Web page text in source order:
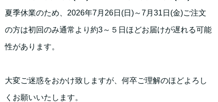
夏季休業のため、2026年7月26日(日)～7月31日(金)ご注文
の方は初回のみ通常より約3～５日ほどお届けが遅れる可能
性があります。
大変ご迷惑をおかけ致しますが、何卒ご理解のほどよろし
くお願いいたします。